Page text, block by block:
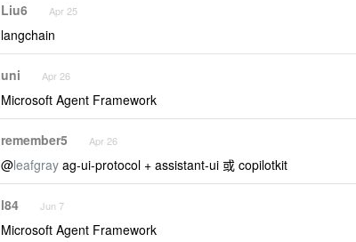
Liu6 Apr 25
langchain
uni Apr 26
Microsoft Agent Framework
remember5 Apr 26
@leafgray ag-ui-protocol + assistant-ui 或 copilotkit
l84 Jun 7
Microsoft Agent Framework